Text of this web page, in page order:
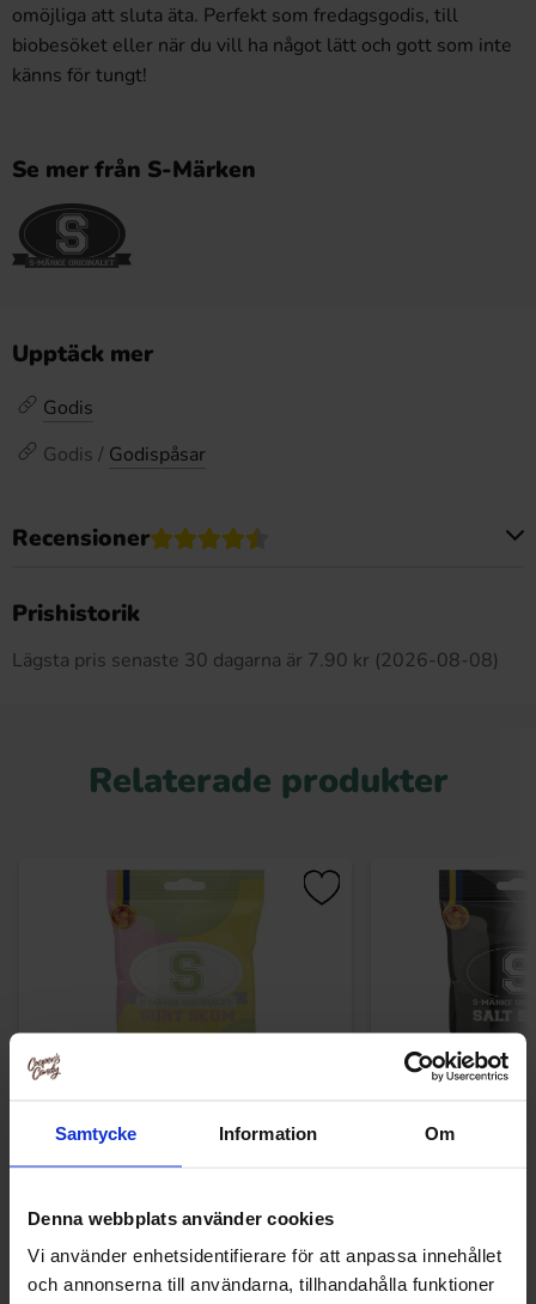
Samtycke Information Om
Denna webbplats använder cookies
Vi använder enhetsidentifierare för att anpassa innehållet
och annonserna till användarna, tillhandahålla funktioner
omöjliga att sluta äta. Perfekt som fredagsgodis, till
biobesöket eller när du vill ha något lätt och gott som inte
känns för tungt!
Se mer från S-Märken
Upptäck mer
Godis
Godis / Godispåsar
Recensioner
Prishistorik
Lägsta pris senaste 30 dagarna är 7.90 kr (2026-08-08)
Relaterade produkter
S-Märke Surt Skum 70g
12.90 kr
Köp